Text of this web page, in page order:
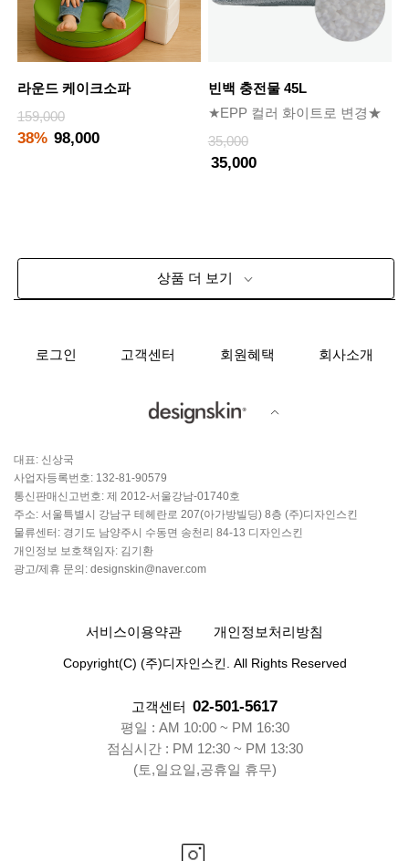
라운드 케이크소파
159,000
38% 98,000
빈백 충전물 45L
★EPP 컬러 화이트로 변경★
35,000
35,000
상품 더 보기
로그인 고객센터 회원혜택 회사소개
대표: 신상국
사업자등록번호: 132-81-90579
통신판매신고번호: 제 2012-서울강남-01740호
주소: 서울특별시 강남구 테헤란로 207(아가방빌딩) 8층 (주)디자인스킨
물류센터: 경기도 남양주시 수동면 송천리 84-13 디자인스킨
개인정보 보호책임자: 김기환
광고/제휴 문의: designskin@naver.com
서비스이용약관 개인정보처리방침
Copyright(C) (주)디자인스킨. All Rights Reserved
고객센터 02-501-5617
평일 : AM 10:00 ~ PM 16:30
점심시간 : PM 12:30 ~ PM 13:30
(토,일요일,공휴일 휴무)